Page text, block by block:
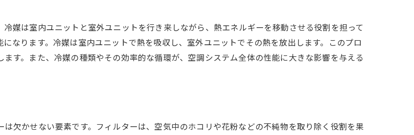
エネルギー効率の向上ポイント
環境に優しい冷媒の選択
スマートセンサー活用による省エネ
ゼロエネルギーへの挑戦
媒は室内ユニットと室外ユニットを行き来しながら、熱エネルギーを移動させる役割を担って
なります。冷媒は室内ユニットで熱を吸収し、室外ユニットでその熱を放出します。このプロ
す。また、冷媒の種類やその効率的な循環が、空調システム全体の性能に大きな影響を与える
欠かせない要素です。フィルターは、空気中のホコリや花粉などの不純物を取り除く役割を果